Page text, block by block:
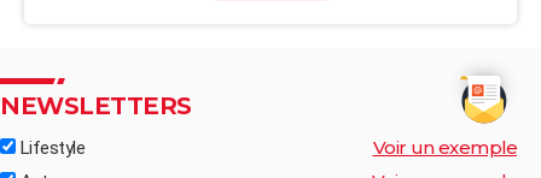
NEWSLETTERS
Lifestyle Voir un exemple